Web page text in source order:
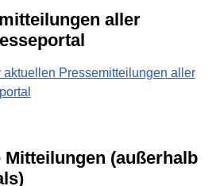
aktuellen Pressemitteilungen aller